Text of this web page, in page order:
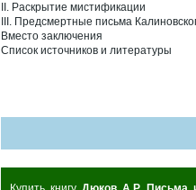
II. Раскрытие мистификации
III. Предсмертные письма
Вместо заключения
Список источников и литературы